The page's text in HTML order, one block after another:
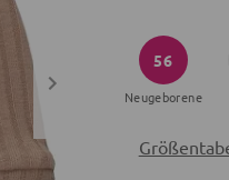
56
Neugeborene